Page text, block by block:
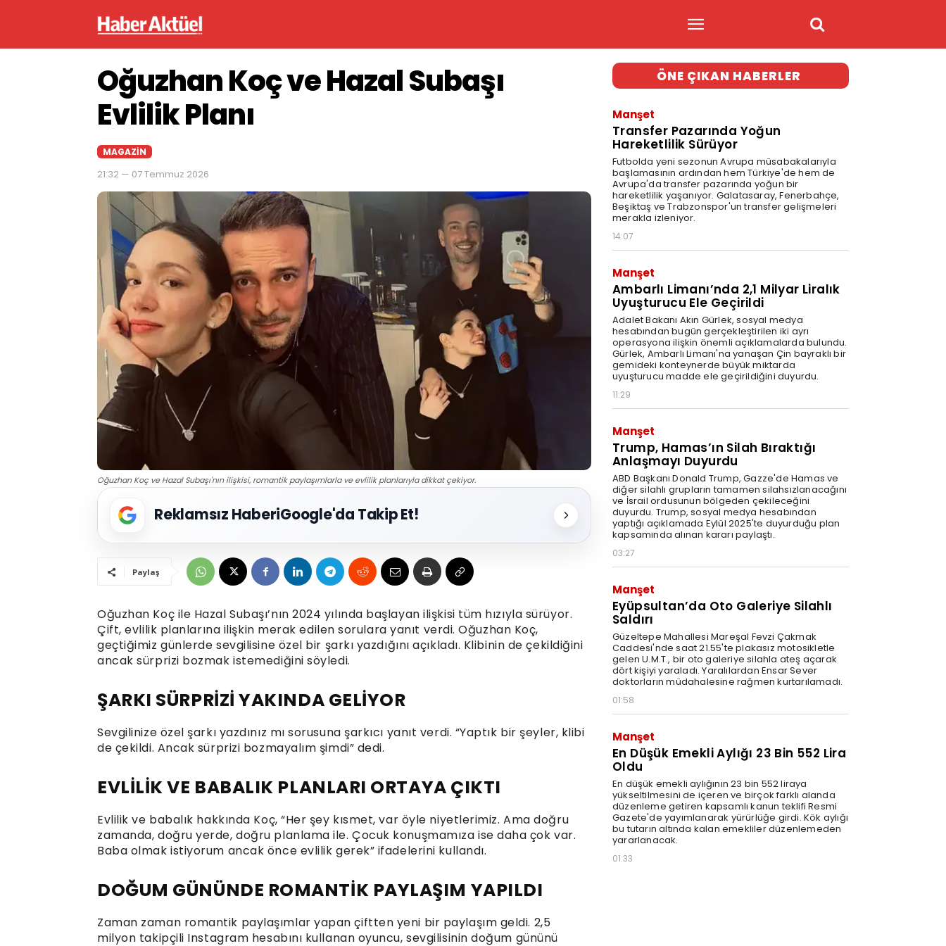
Oğuzhan Koç ve Hazal Subaşı
Evlilik Planı
MAGAZIN
21:32 — 07 Temmuz 2026
Oğuzhan Koç ve Hazal Subaşı'nın ilişkisi, romantik paylaşımlarla ve evlilik planlarıyla dikkat çekiyor.
Reklamsız HaberiGoogle'da Takip Et!
Paylaş
Oğuzhan Koç ile Hazal Subaşı’nın 2024 yılında başlayan ilişkisi tüm hızıyla sürüyor.
Çift, evlilik planlarına ilişkin merak edilen sorulara yanıt verdi. Oğuzhan Koç,
geçtiğimiz günlerde sevgilisine özel bir şarkı yazdığını açıkladı. Klibinin de çekildiğini
ancak sürprizi bozmak istemediğini söyledi.
ŞARKI SÜRPRİZİ YAKINDA GELİYOR
Sevgilinize özel şarkı yazdınız mı sorusuna şarkıcı yanıt verdi. “Yaptık bir şeyler, klibi
de çekildi. Ancak sürprizi bozmayalım şimdi” dedi.
EVLİLİK VE BABALIK PLANLARI ORTAYA ÇIKTI
Evlilik ve babalık hakkında Koç, “Her şey kısmet, var öyle niyetlerimiz. Ama doğru
zamanda, doğru yerde, doğru planlama ile. Çocuk konuşmamıza ise daha çok var.
Baba olmak istiyorum ancak önce evlilik gerek” ifadelerini kullandı.
DOĞUM GÜNÜNDE ROMANTİK PAYLAŞIM YAPILDI
Zaman zaman romantik paylaşımlar yapan çiftten yeni bir paylaşım geldi. 2,5
milyon takipçili Instagram hesabını kullanan oyuncu, sevgilisinin doğum gününü
ÖNE ÇIKAN HABERLER
Manşet
Transfer Pazarında Yoğun
Hareketlilik Sürüyor
Futbolda yeni sezonun Avrupa müsabakalarıyla
başlamasının ardından hem Türkiye'de hem de
Avrupa'da transfer pazarında yoğun bir
hareketlilik yaşanıyor. Galatasaray, Fenerbahçe,
Beşiktaş ve Trabzonspor'un transfer gelişmeleri
merakla izleniyor.
14:07
Manşet
Ambarlı Limanı’nda 2,1 Milyar Liralık
Uyuşturucu Ele Geçirildi
Adalet Bakanı Akın Gürlek, sosyal medya
hesabından bugün gerçekleştirilen iki ayrı
operasyona ilişkin önemli açıklamalarda bulundu.
Gürlek, Ambarlı Limanı'na yanaşan Çin bayraklı bir
gemideki konteynerde büyük miktarda
uyuşturucu madde ele geçirildiğini duyurdu.
11:29
Manşet
Trump, Hamas’ın Silah Bıraktığı
Anlaşmayı Duyurdu
ABD Başkanı Donald Trump, Gazze'de Hamas ve
diğer silahlı grupların tamamen silahsızlanacağını
ve İsrail ordusunun bölgeden çekileceğini
duyurdu. Trump, sosyal medya hesabından
yaptığı açıklamada Eylül 2025'te duyurduğu plan
kapsamında alınan kararı paylaştı.
03:27
Manşet
Eyüpsultan’da Oto Galeriye Silahlı
Saldırı
Güzeltepe Mahallesi Mareşal Fevzi Çakmak
Caddesi'nde saat 21.55'te plakasız motosikletle
gelen U.M.T., bir oto galeriye silahla ateş açarak
dört kişiyi yaraladı. Yaralılardan Ensar Sever
doktorların müdahalesine rağmen kurtarılamadı.
01:58
Manşet
En Düşük Emekli Aylığı 23 Bin 552 Lira
Oldu
En düşük emekli aylığının 23 bin 552 liraya
yükseltilmesini de içeren ve birçok farklı alanda
düzenleme getiren kapsamlı kanun teklifi Resmi
Gazete'de yayımlanarak yürürlüğe girdi. Kök aylığı
bu tutarın altında kalan emekliler düzenlemeden
yararlanacak.
01:33